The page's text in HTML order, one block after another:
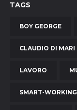
TAGS
BOY GEORGE
CLAUDIO DI MARI
LAVORO
SMART-WORKING